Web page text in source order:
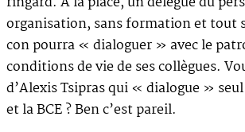
organisation, sans formation et tout
con pourra « dialoguer » avec le
conditions de vie de ses collègues.
d’Alexis Tsipras qui « dialogue » seul
et la BCE ? Ben c’est pareil.